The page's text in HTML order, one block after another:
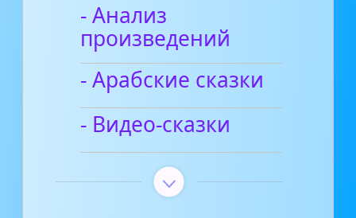
- Анализ
произведений
- Арабские сказки
- Видео-сказки